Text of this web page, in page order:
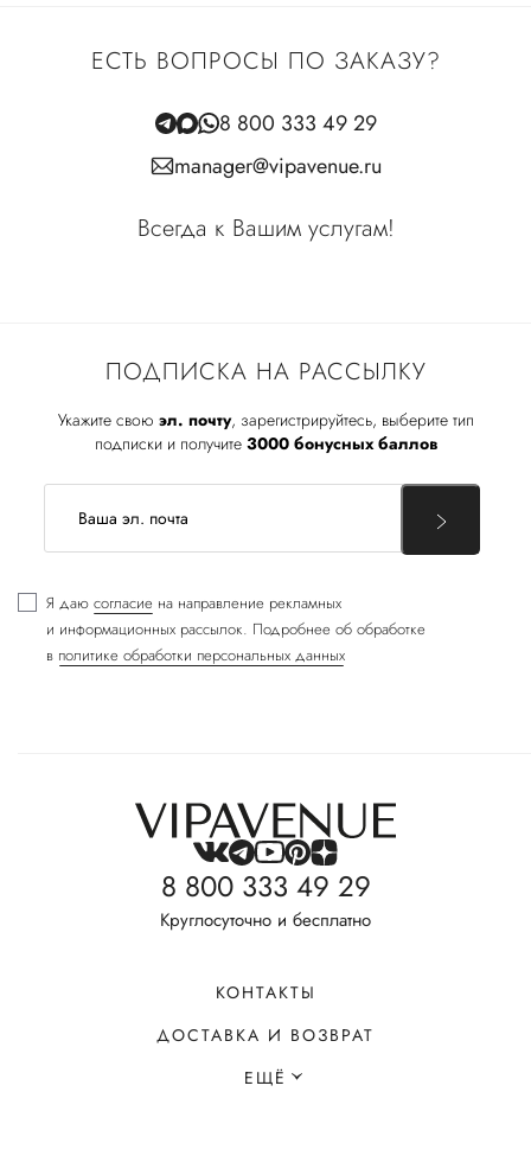
ПОДПИСКА НА РАССЫЛКУ
Укажите свою эл. почту, зарегистрируйтесь, выберите тип
подписки и получите 3000 бонусных баллов
Я даю согласие на направление рекламных
и информационных рассылок. Подробнее об обработке
в политике обработки персональных данных
ЕСТЬ ВОПРОСЫ ПО ЗАКАЗУ?
8 800 333 49 29
manager@vipavenue.ru
Всегда к Вашим услугам!
8 800 333 49 29
Круглосуточно и бесплатно
КОНТАКТЫ
ДОСТАВКА И ВОЗВРАТ
ЕЩЁ